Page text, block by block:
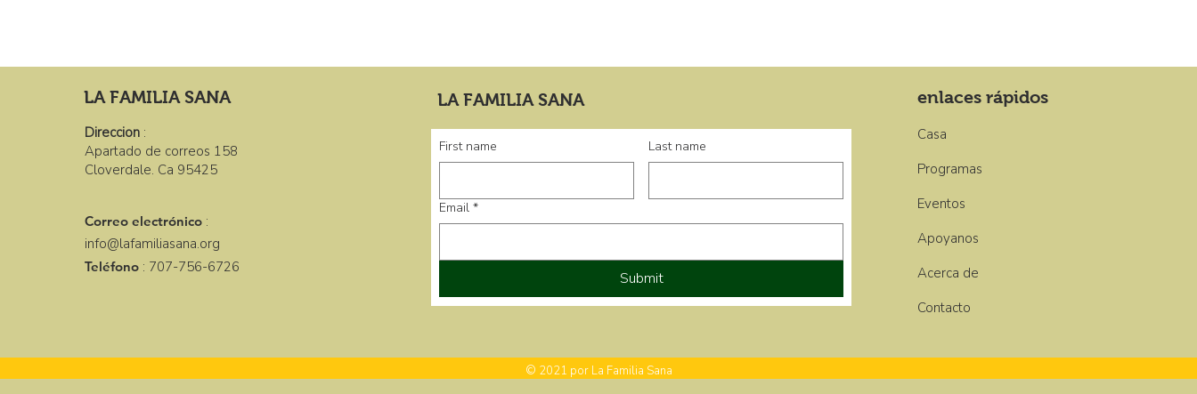
LA FAMILIA SANA
Direccion :
Apartado de correos 158
Cloverdale. Ca 95425
Correo electrónico :
info@lafamiliasana.org
Teléfono : 707-756-6726
LA FAMILIA SANA
First name Last name
Email *
Submit
enlaces rápidos
Casa
Programas
Eventos
Apoyanos
Acerca de
Contacto
© 2021 por La Familia Sana